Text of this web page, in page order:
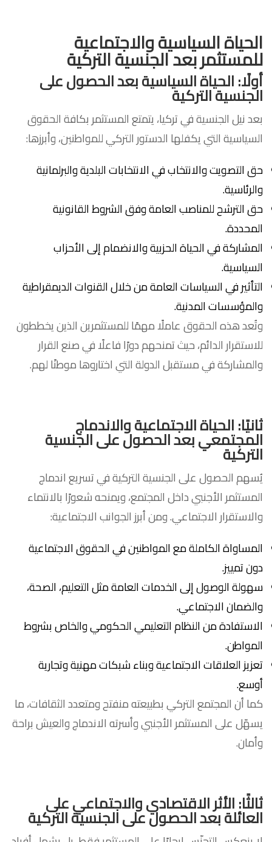
الحياة السياسية والاجتماعية
للمستثمر بعد الجنسية التركية
أولًا: الحياة السياسية بعد الحصول على
الجنسية التركية
بعد نيل الجنسية في تركيا، يتمتع المستثمر بكافة الحقوق
السياسية التي يكفلها الدستور التركي للمواطنين، وأبرزها:
حق التصويت والانتخاب في الانتخابات البلدية والبرلمانية
والرئاسية.
حق الترشح للمناصب العامة وفق الشروط القانونية
المحددة.
المشاركة في الحياة الحزبية والانضمام إلى الأحزاب
السياسية.
التأثير في السياسات العامة من خلال القنوات الديمقراطية
والمؤسسات المدنية.
وتُعد هذه الحقوق عاملًا مهمًا للمستثمرين الذين يخططون
للاستقرار الدائم، حيث تمنحهم دورًا فاعلًا في صنع القرار
والمشاركة في مستقبل الدولة التي اختاروها موطنًا لهم.
ثانيًا: الحياة الاجتماعية والاندماج
المجتمعيبعد الحصول على الجنسية
التركية
يُسهم الحصول على الجنسية التركية في تسريع اندماج
المستثمر الأجنبي داخل المجتمع، ويمنحه شعورًا بالانتماء
والاستقرار الاجتماعي. ومن أبرز الجوانب الاجتماعية:
المساواة الكاملة مع المواطنين في الحقوق الاجتماعية
دون تمييز.
سهولة الوصول إلى الخدمات العامة مثل التعليم، الصحة،
والضمان الاجتماعي.
الاستفادة من النظام التعليمي الحكومي والخاص بشروط
المواطن.
تعزيز العلاقات الاجتماعية وبناء شبكات مهنية وتجارية
أوسع.
كما أن المجتمع التركي بطبيعته منفتح ومتعدد الثقافات، ما
يسهّل على المستثمر الأجنبي وأسرته الاندماج والعيش براحة
وأمان.
ثالثًا: الأثر الاقتصادي والاجتماعي على
العائلةبعد الحصول على الجنسية التركية